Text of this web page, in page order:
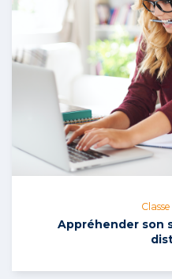
Appréhender son